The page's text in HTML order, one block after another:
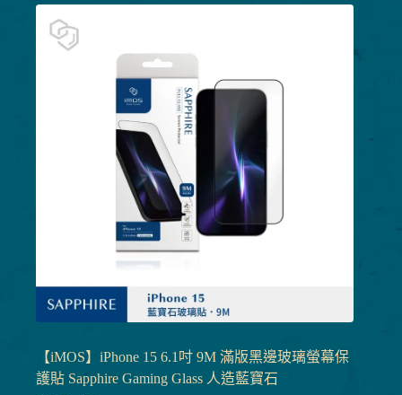
【iMOS】iPhone 15 6.1吋 9M 滿版黑邊玻璃螢幕保
護貼 Sapphire Gaming Glass 人造藍寶石